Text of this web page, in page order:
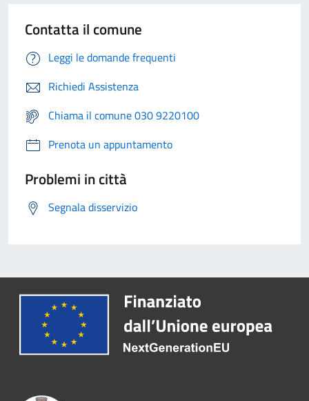
Contatta il comune
Leggi le domande frequenti
Richiedi Assistenza
Chiama il comune 030 9220100
Prenota un appuntamento
Problemi in città
Segnala disservizio